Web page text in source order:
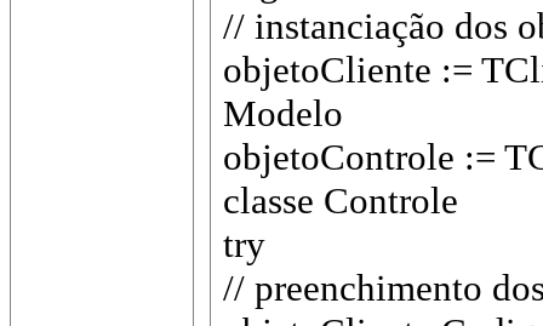
// instanciação dos
objetoCliente :=
Modelo
objetoControle :=
classe Controle
try
// preenchimento